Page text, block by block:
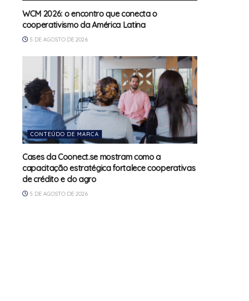
WCM 2026: o encontro que conecta o
cooperativismo da América Latina
5 DE AGOSTO DE 2026
CONTEÚDO DE MARCA
Cases da Coonect.se mostram como a
capacitação estratégica fortalece cooperativas
de crédito e do agro
5 DE AGOSTO DE 2026